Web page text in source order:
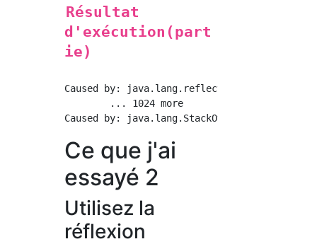
Résultat
d'exécution(part
ie)
Caused by:
Ce que j'ai
essayé 2
Utilisez la
réflexion